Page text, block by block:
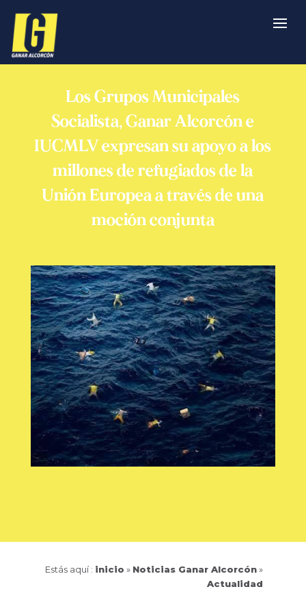
Los Grupos Municipales
Socialista, Ganar Alcorcón e
IUCMLV expresan su apoyo a los
millones de refugiados de la
Unión Europea a través de una
moción conjunta
Estás aquí : inicio » Noticias Ganar Alcorcón»
Actualidad